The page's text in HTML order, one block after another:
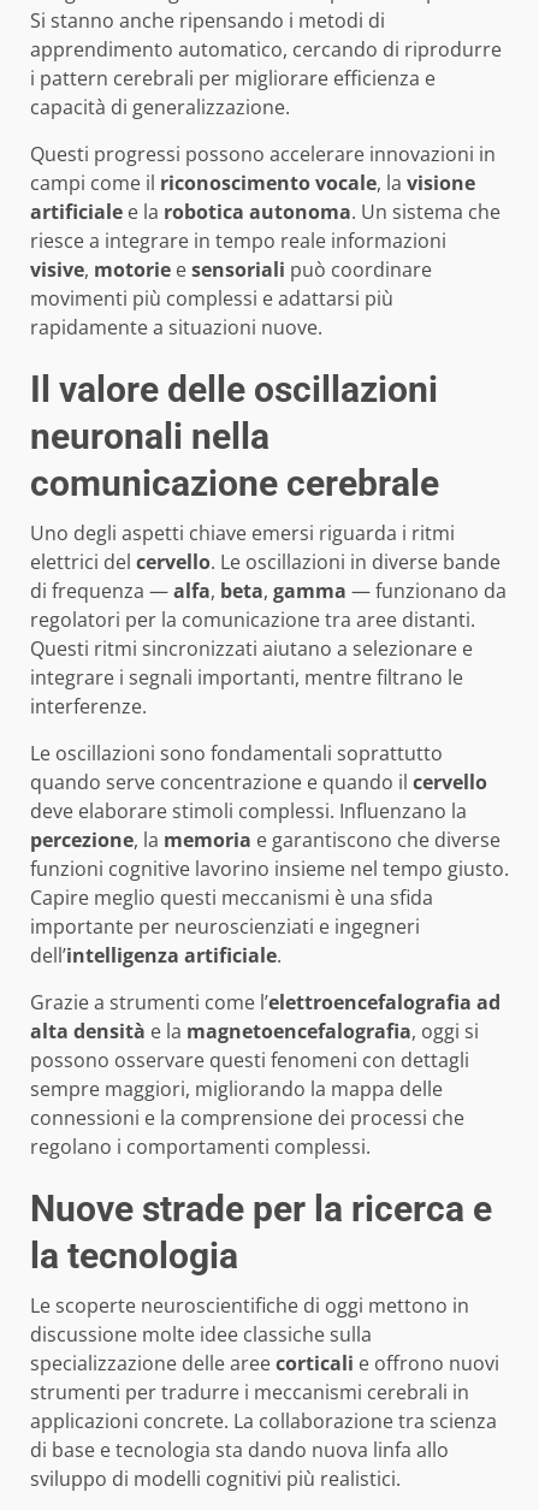
Si stanno anche ripensando i metodi di
apprendimento automatico, cercando di riprodurre
i pattern cerebrali per migliorare efficienza e
capacità di generalizzazione.
Questi progressi possono accelerare innovazioni in
campi come il riconoscimento vocale, la visione
artificiale e la robotica autonoma. Un sistema che
riesce a integrare in tempo reale informazioni
visive, motorie esensoriali può coordinare
movimenti più complessi e adattarsi più
rapidamente a situazioni nuove.
Il valore delle oscillazioni
neuronali nella
comunicazione cerebrale
Uno degli aspetti chiave emersi riguarda i ritmi
elettrici del cervello. Le oscillazioni in diverse bande
di frequenza —alfa, beta, gamma — funzionano da
regolatori per la comunicazione tra aree distanti.
Questi ritmi sincronizzati aiutano a selezionare e
integrare i segnali importanti, mentre filtrano le
interferenze.
Le oscillazioni sono fondamentali soprattutto
quando serve concentrazione e quando il cervello
deve elaborare stimoli complessi. Influenzano la
percezione, la memoria e garantiscono che diverse
funzioni cognitive lavorino insieme nel tempo giusto.
Capire meglio questi meccanismi è una sfida
importante per neuroscienziati e ingegneri
dell’intelligenza artificiale.
Grazie a strumenti come l’elettroencefalografia ad
alta densità e la magnetoencefalografia, oggi si
possono osservare questi fenomeni con dettagli
sempre maggiori, migliorando la mappa delle
connessioni e la comprensione dei processi che
regolano i comportamenti complessi.
Nuove strade per la ricerca e
la tecnologia
Le scoperte neuroscientifiche di oggi mettono in
discussione molte idee classiche sulla
specializzazione delle areecorticali e offrono nuovi
strumenti per tradurre i meccanismi cerebrali in
applicazioni concrete. La collaborazione tra scienza
di base e tecnologia sta dando nuova linfa allo
sviluppo di modelli cognitivi più realistici.